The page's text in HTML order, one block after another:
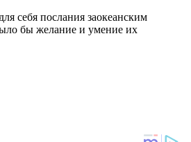
себя послания заокеанским
бы желание и умение их